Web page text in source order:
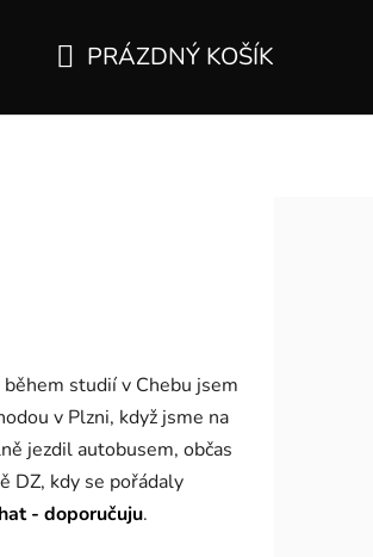
PRÁZDNÝ KOŠÍK
studií v Chebu jsem
v Plzni, když jsme na
jezdil autobusem, občas
DZ, kdy se pořádaly
- doporučuju.